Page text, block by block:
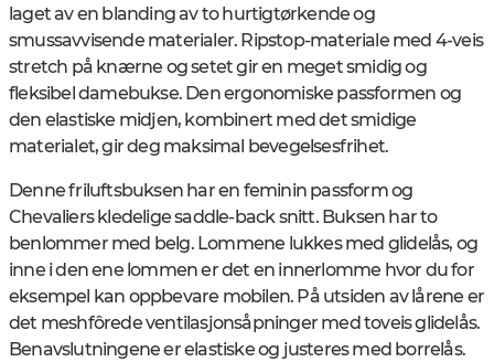
laget av en blanding av to hurtigtørkende og
smussavvisende materialer. Ripstop-materiale med 4-veis
stretch på knærne og setet gir en meget smidig og
fleksibel damebukse. Den ergonomiske passformen og
den elastiske midjen, kombinert med det smidige
materialet, gir deg maksimal bevegelsesfrihet.
Denne friluftsbuksen har en feminin passform og
Chevaliers kledelige saddle-back snitt. Buksen har to
benlommer med belg. Lommene lukkes med glidelås, og
inne i den ene lommen er det en innerlomme hvor du for
eksempel kan oppbevare mobilen. På utsiden av lårene er
det meshfôrede ventilasjonsåpninger med toveis glidelås.
Benavslutningene er elastiske og justeres med borrelås.